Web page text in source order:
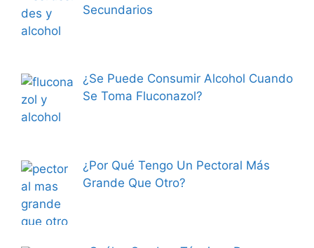
Secundarios
¿Se Puede Consumir Alcohol Cuando
Se Toma Fluconazol?
¿Por Qué Tengo Un Pectoral Más
Grande Que Otro?